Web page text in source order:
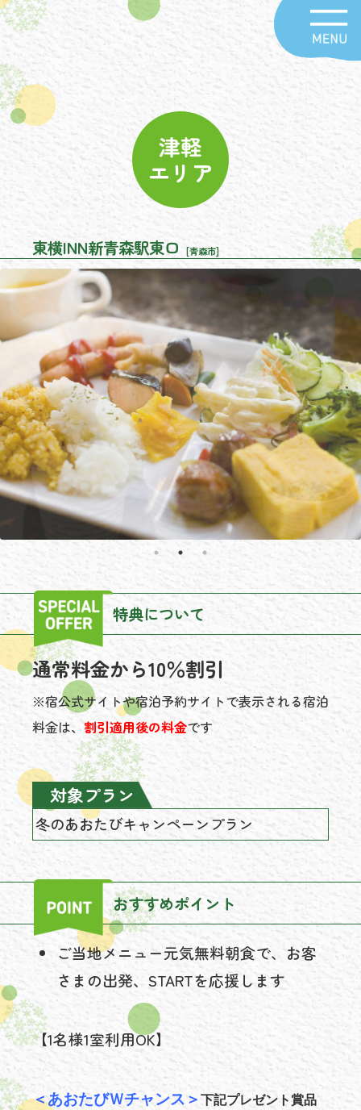
津軽
エリア
東横INN新青森駅東口 [青森市]
特典について
通常料金から10％割引
※宿公式サイトや宿泊予約サイトで表示される宿泊
料金は、 割引適用後の料金です
対象プラン
冬のあおたびキャンペーンプラン
おすすめポイント
ご当地メニュー元気無料朝食で、お客
さまの出発、STARTを応援します
【1名様1室利用OK】
＜あおたびＷチャンス＞ 下記プレゼント賞品